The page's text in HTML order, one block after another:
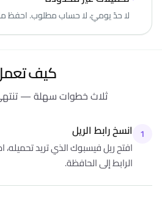
لا حدّ يوميّ، لا حساب مطلوب. احفظ ما
كيف
ثلاث خطوات سهلة —
1 انسخ رابط الريل
افتح ريل فيسبوك الذي تريد
الرابط إلى الحافظة.